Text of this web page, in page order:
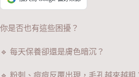
你是否也有這些困擾？
🔹 每天保養卻還是膚色暗沉？